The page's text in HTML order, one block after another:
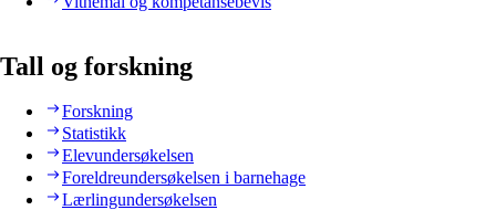
Tall og forskning
Forskning
Statistikk
Elevundersøkelsen
Foreldreundersøkelsen i barnehage
Lærlingundersøkelsen